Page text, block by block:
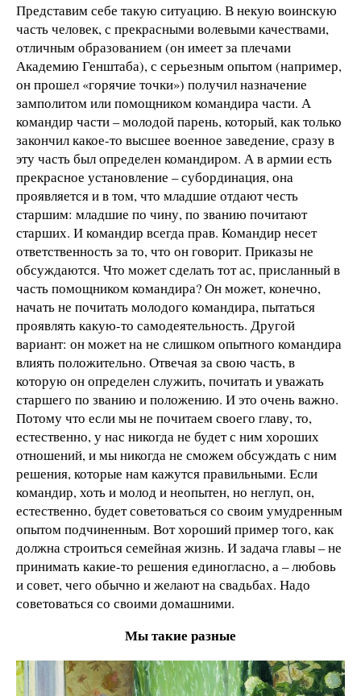
Представим себе такую ситуацию. В некую воинскую
часть человек, с прекрасными волевыми качествами,
отличным образованием (он имеет за плечами
Академию Генштаба), с серьезным опытом (например,
он прошел «горячие точки») получил назначение
замполитом или помощником командира части. А
командир части – молодой парень, который, как только
закончил какое-то высшее военное заведение, сразу в
эту часть был определен командиром. А в армии есть
прекрасное установление – субординация, она
проявляется и в том, что младшие отдают честь
старшим: младшие по чину, по званию почитают
старших. И командир всегда прав. Командир несет
ответственность за то, что он говорит. Приказы не
обсуждаются. Что может сделать тот ас, присланный в
часть помощником командира? Он может, конечно,
начать не почитать молодого командира, пытаться
проявлять какую-то самодеятельность. Другой
вариант: он может на не слишком опытного командира
влиять положительно. Отвечая за свою часть, в
которую он определен служить, почитать и уважать
старшего по званию и положению. И это очень важно.
Потому что если мы не почитаем своего главу, то,
естественно, у нас никогда не будет с ним хороших
отношений, и мы никогда не сможем обсуждать с ним
решения, которые нам кажутся правильными. Если
командир, хоть и молод и неопытен, но неглуп, он,
естественно, будет советоваться со своим умудренным
опытом подчиненным. Вот хороший пример того, как
должна строиться семейная жизнь. И задача главы – не
принимать какие-то решения единогласно, а – любовь
и совет, чего обычно и желают на свадьбах. Надо
советоваться со своими домашними.
Мы такие разные